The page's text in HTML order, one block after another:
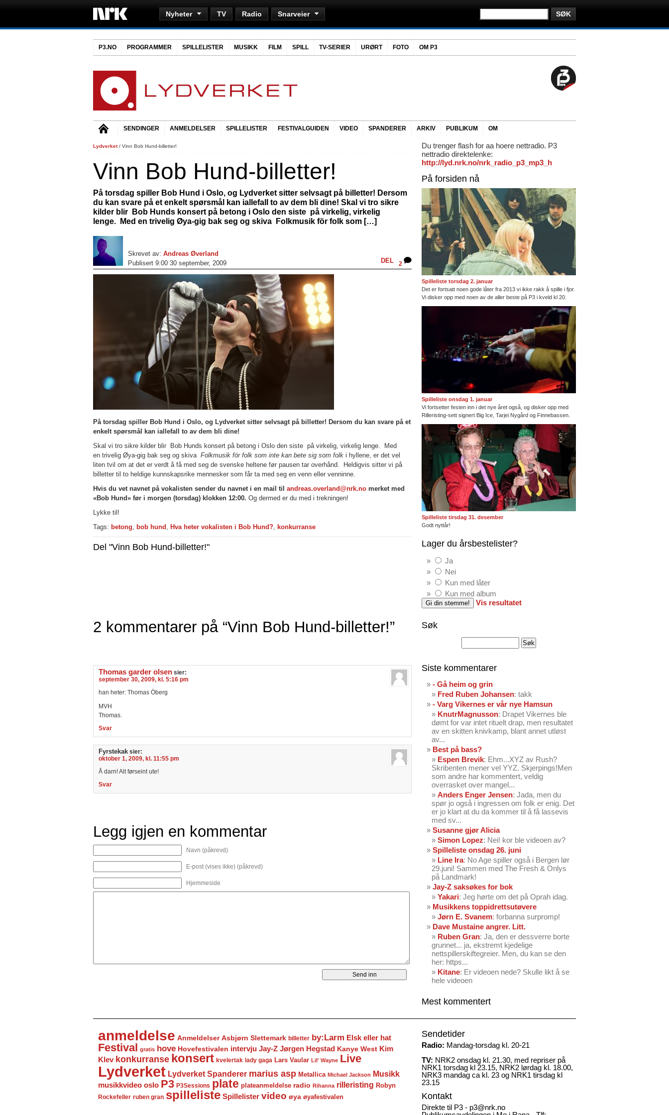
Nyheter TV Radio Snarveier
P3.NO PROGRAMMER SPILLELISTER MUSIKK FILM SPILL TV-SERIER URØRT FOTO OM P3
SENDINGER ANMELDELSER SPILLELISTER FESTIVALGUIDEN VIDEO SPANDERER ARKIV PUBLIKUM OM
Lydverket/ Vinn Bob Hund-billetter!
Vinn Bob Hund-billetter!
På torsdag spiller Bob Hund i Oslo, og Lydverket sitter selvsagt på billetter! Dersom
du kan svare på et enkelt spørsmål kan iallefall to av dem bli dine! Skal vi tro sikre
kilder blir Bob Hunds konsert på betong i Oslo den siste på virkelig, virkelig
lenge. Med en trivelig Øya-gig bak seg og skiva Folkmusik för folk som […]
Skrevet av: Andreas Øverland
Publisert 9:00 30 september, 2009
DEL 2
På torsdag spiller Bob Hund i Oslo, og Lydverket sitter selvsagt på billetter! Dersom du kan svare på et
enkelt spørsmål kan iallefall to av dem bli dine!
Skal vi tro sikre kilder blir Bob Hunds konsert på betong i Oslo den siste på virkelig, virkelig lenge. Med
en trivelig Øya-gig bak seg og skiva Folkmusik för folk som inte kan bete sig som folk i hyllene, er det vel
liten tvil om at det er verdt å få med seg de svenske heltene før pausen tar overhånd. Heldigvis sitter vi på
billetter til to heldige kunnskapsrike mennesker som får ta med seg en venn eller venninne.
Hvis du vet navnet på vokalisten sender du navnet i en mail til andreas.overland@nrk.no merket med
«Bob Hund» før i morgen (torsdag) klokken 12:00. Og dermed er du med i trekningen!
Lykke til!
Tags: betong, bob hund , Hva heter vokalisten i Bob Hund?, konkurranse
Del "Vinn Bob Hund-billetter!"
2 kommentarer på “Vinn Bob Hund-billetter!”
Thomas garder olsen sier:
september 30, 2009, kl. 5:16 pm
han heter: Thomas Öberg
MVH
Thomas.
Svar
Fyrstekak sier:
oktober 1, 2009, kl. 11:55 pm
Å darn! Alt førseint ute!
Svar
Legg igjen en kommentar
Navn (påkrevd)
E-post (vises ikke) (påkrevd)
Hjemmeside
Du trenger flash for aa hoere nettradio. P3
nettradio direktelenke:
http://lyd.nrk.no/nrk_radio_p3_mp3_h
På forsiden nå
Spilleliste torsdag 2. januar
Det er fortsatt noen gode låter fra 2013 vi ikke rakk å spille i fjor.
Vi disker opp med noen av de aller beste på P3 i kveld kl 20.
Spilleliste onsdag 1. januar
Vi fortsetter festen inn i det nye året også, og disker opp med
Rilleristing-sett signert Big Ice, Tarjei Nygård og Finnebassen.
Spilleliste tirsdag 31. desember
Godt nyttår!
Lager du årsbestelister?
Ja
Nei
Kun med låter
Kun med album
Vis resultatet
Søk
Siste kommentarer
- Gå heim og grin
Fred Ruben Johansen: takk
- Varg Vikernes er vår nye Hamsun
KnutrMagnusson: Drapet Vikernes ble
dømt for var intet rituelt drap, men resultatet
av en skitten knivkamp, blant annet utløst
av...
Best på bass?
Espen Brevik: Ehm...XYZ av Rush?
Skribenten mener vel YYZ. Skjerpings!Men
som andre har kommentert, veldig
overrasket over mangel...
Anders Enger Jensen: Jada, men du
spør jo også i ingressen om folk er enig. Det
er jo klart at du da kommer til å få lassevis
med sv...
Susanne gjør Alicia
Simon Lopez: Nei! kor ble videoen av?
Spilleliste onsdag 26. juni
Line Ira: No Age spiller også i Bergen lør
29.juni! Sammen med The Fresh & Onlys
på Landmark!
Jay-Z saksøkes for bok
Yakari: Jeg hørte om det på Oprah idag.
Musikkens toppidrettsutøvere
Jørn E. Svanem: forbanna surpromp!
Dave Mustaine angrer. Litt.
Ruben Gran: Ja, den er dessverre borte
grunnet... ja, ekstremt kjedelige
nettspillerskiftegreier. Men, du kan se den
her: https...
Kitane: Er videoen nede? Skulle likt å se
hele videoen
Mest kommentert
anmeldelse Anmeldelser Asbjørn Slettemark billetter by:Larm Elsk eller hat
Festival gratis hove Hovefestivalen intervju Jay-Z Jørgen Hegstad Kanye West Kim
Klev konkurranse konsert kvelertak lady gaga Lars Vaular Lil' Wayne Live
Lydverket Lydverket Spanderer marius asp Metallica Michael Jackson
Musikk
musikkvideo oslo P3 P3Sessions plate plateanmeldelse radio Rihanna rilleristing Robyn
Rockefeller ruben gran spilleliste Spillelister video øya øyafestivalen
Sendetider
Radio: Mandag-torsdag kl. 20-21
TV: NRK2 onsdag kl. 21.30, med repriser på
NRK1 torsdag kl 23.15, NRK2 lørdag kl. 18.00,
NRK3 mandag ca kl. 23 og NRK1 tirsdag kl
23.15
Kontakt
Direkte til P3 - p3@nrk.no